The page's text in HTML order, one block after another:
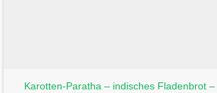
Karotten-Paratha – indisches Fladenbrot